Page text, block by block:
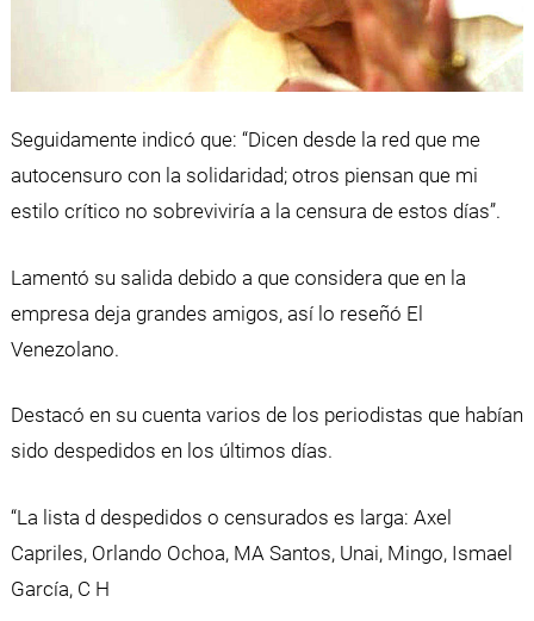
Seguidamente indicó que: “Dicen desde la red que me
autocensuro con la solidaridad; otros piensan que mi
estilo crítico no sobreviviría a la censura de estos días”.
Lamentó su salida debido a que considera que en la
empresa deja grandes amigos, así lo reseñó El
Venezolano.
Destacó en su cuenta varios de los periodistas que habían
sido despedidos en los últimos días.
“La lista d despedidos o censurados es larga: Axel
Capriles, Orlando Ochoa, MA Santos, Unai, Mingo, Ismael
García, C H